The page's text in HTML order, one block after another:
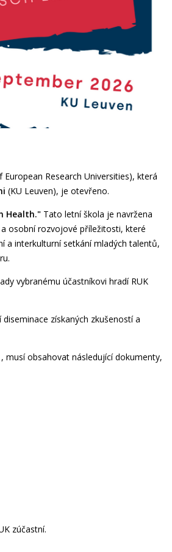
Research Universities), která
(KU Leuven), je otevřeno.
Health."Tato letní škola je navržena
osobní rozvojové příležitosti, které
a interkulturní setkání mladých talentů,
vybranému účastníkovi hradí RUK
získaných zkušeností a
, musí obsahovat následující dokumenty,
zúčastní.